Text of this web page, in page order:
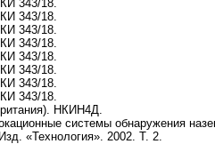
343/18.
343/18.
343/18.
343/18.
343/18.
343/18.
343/18.
343/18.
НКИН4Д.
системы обнаружения
«Технология». 2002. Т. 2.